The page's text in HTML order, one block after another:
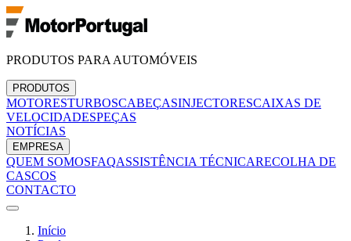
PRODUTOS PARA AUTOMÓVEIS
PRODUTOS
MOTORESTURBOSCABEÇASINJECTORESCAIXAS DE
VELOCIDADESPEÇAS
NOTÍCIAS
EMPRESA
QUEM SOMOSFAQASSISTÊNCIA TÉCNICARECOLHA DE
CASCOS
CONTACTO
Início